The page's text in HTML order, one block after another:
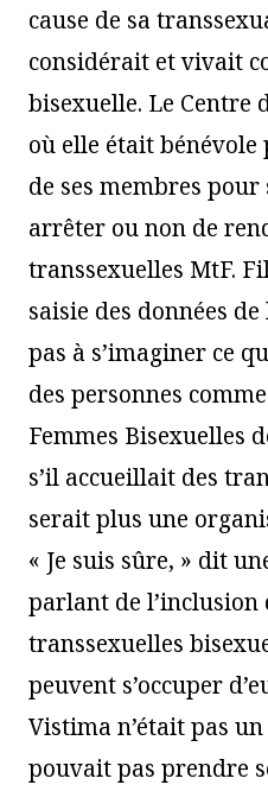
cause de sa
considérait et vivait
bisexuelle. Le Centre
où elle était bénévole
de ses membres
arrêter ou non de
transsexuelles MtF.
saisie des données de
pas à s’imaginer ce
des personnes
Femmes Bisexuelles
s’il accueillait des
serait plus une
« Je suis sûre, » dit
parlant de l’inclusion
transsexuelles
peuvent s’occuper
Vistima n’était pas
pouvait pas prendre